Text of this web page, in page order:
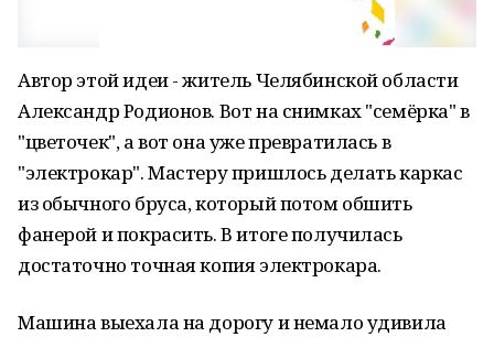
Автор этой идеи - житель Челябинской области
Александр Родионов. Вот на снимках "семёрка" в
"цветочек", а вот она уже превратилась в
"электрокар". Мастеру пришлось делать каркас
из обычного бруса, который потом обшить
фанерой и покрасить. В итоге получилась
достаточно точная копия электрокара.
Машина выехала на дорогу и немало удивила